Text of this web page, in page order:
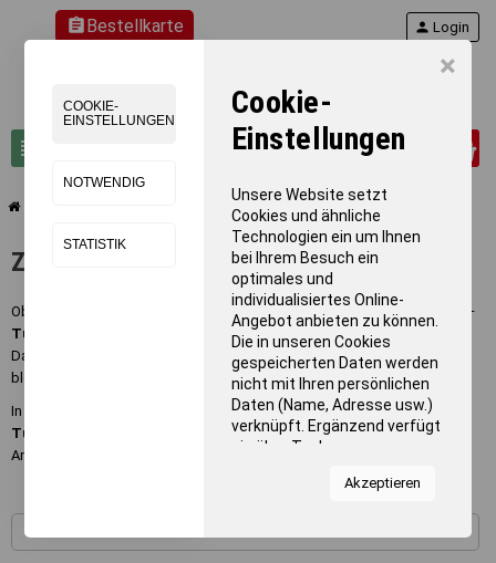
×
COOKIE-
EINSTELLUNGEN
NOTWENDIG
STATISTIK
Cookie-
Einstellungen
Unsere Website setzt
Cookies und ähnliche
Technologien ein um Ihnen
bei Ihrem Besuch ein
optimales und
individualisiertes Online-
Angebot anbieten zu können.
Die in unseren Cookies
gespeicherten Daten werden
nicht mit Ihren persönlichen
Daten (Name, Adresse usw.)
verknüpft. Ergänzend verfügt
sie über Tools von
Statistiken zur Nutzung
zum Anzeigen relevanter
Akzeptieren
assignmentBestellkarte
view_headline search
person Login
Zubehör - Turnen
Ob im Schulsport, Vereinstraining oder in der professionellen Turnhalle –
Turnmatten sind essenziell für sicheres und effektives Training
Damit diese Matten ihre Funktion optimal erfüllen und lange haltbar
bleiben, ist
das richtige Zubehör entscheidend.
In dieser Kategorie finden Sie
praktisches und hochwertiges
Turnmatten-Zubehör
wie Haltegurte für Weichbodenmatten sowie
Anti-Rutsch-Unterlagen zur sicheren Fixierung.